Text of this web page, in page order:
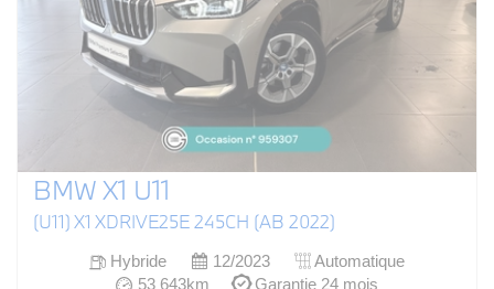
BMW X1 U11
(U11) X1 XDRIVE25E 245CH (AB 2022)
Hybride 12/2023
Automatique
53 643km
Garantie 24 mois